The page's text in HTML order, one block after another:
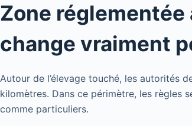
Zone réglementée
change vraiment
Autour de l’élevage touché, les autorités
kilomètres. Dans ce périmètre, les règles
comme particuliers.